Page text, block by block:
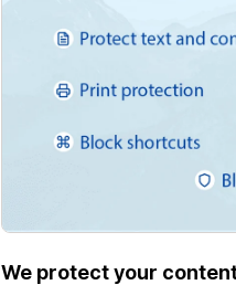
We protect your